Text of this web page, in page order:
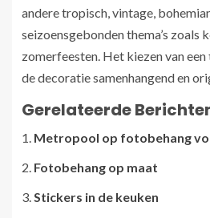
andere tropisch, vintage,
seizoensgebonden thema’s zoals
zomerfeesten. Het kiezen van
de decoratie samenhangend en
Gerelateerde
Metropool op fotobehang
Fotobehang op maat
Stickers in de keuken